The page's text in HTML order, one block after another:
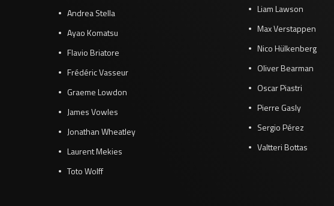
Andrea Stella
Ayao Komatsu
Flavio Briatore
Frédéric Vasseur
Graeme Lowdon
James Vowles
Jonathan Wheatley
Laurent Mekies
Toto Wolff
Liam Lawson
Max Verstappen
Nico Hülkenberg
Oliver Bearman
Oscar Piastri
Pierre Gasly
Sergio Pérez
Valtteri Bottas